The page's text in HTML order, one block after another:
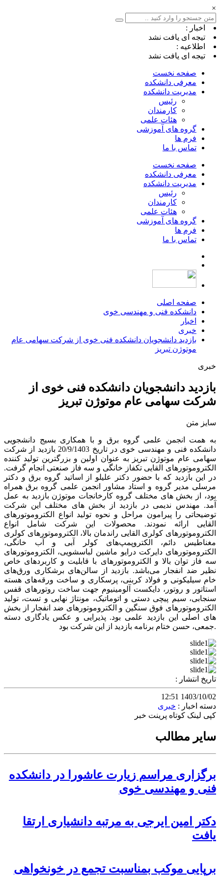
×
اخبار :
تیجه ای یافت نشد
اطلاعیه :
تیجه ای یافت نشد
صفحه نخست
معرفی دانشکده
مدیریت دانشکده
رئیس
کارمندان
هئات علمی
گروه های آموزشی
فرم ها
تماس با ما
صفحه نخست
معرفی دانشکده
مدیریت دانشکده
رئیس
کارمندان
هئات علمی
گروه های آموزشی
فرم ها
تماس با ما
صفحه اصلی
دانشکده فنی و مهندسی خوی
اخبار
خبری
بازدید دانشجویان دانشکده فنی خوی از شرکت سهامی عام
موتوژن تبریز
خبری
بازدید دانشجویان دانشکده فنی خوی از
شرکت سهامی عام موتوژن تبریز
سایز متن
به همت انجمن علمی گروه برق و با همکاری بسیج دانشجویی
دانشکده فنی و مهندسی خوی در تاریخ 20/9/1403 بازدید از شرکت
سهامی عام موتوژن تبریز به عنوان اولین و بزرگترین تولید کننده
الکتروموتورهای القایی تکفاز خانگی و سه فاز صنعتی انجام گرفت.
در این بازدید که با حضور دکتر علیلو از اساتید گروه برق و دکتر
مرسلی مدیر گروه و استاد مشاور انجمن علمی گروه برق همراه
بود، از بخش های مختلف گروه کارخانجات موتوژن بازدید به عمل
آمد. مهندس ندیمی در بازدید از بخش های مختلف این شرکت
توضیحاتی را پیرامون مراحل و نحوه تولید انواع الکتروموتورهای
القایی ارائه نمودند. محصولات این شرکت شامل انواع
الکتروموتورهای کولری القایی راندمان بالا، الکتروموتورهای کولری
مغناطیس دائم، الکتروپمپ‌های کولر آبی و آب خانگی،
الکتروموتورهای دایرکت درایو ماشین لباسشویی، الکتروموتورهای
سه فاز توان بالا و الکتروموتورهای با قابلیت و کاربردهای خاص
نظیر ضد انفجار می‌باشد. بازدید از سالن‌های برشکاری ورق‌های
خام سیلیکونی و فولاد کربنی، پرسکاری و ساخت ورقه‌های هسته
استاتور و روتور، دایکست آلومینیوم جهت ساخت روتورهای قفس
سنجابی، سیم پیچی‌ دستی و اتوماتیک، مونتاژ نهایی و تست، تولید
الکتروموتورهای فوق سنگین و الکتروموتورهای ضد انفجار از بخش
های اصلی این بازدید علمی بود. پذیرایی و عکس یادگاری دسته
جمعی، حسن ختام برنامه بازدید از این شرکت بود.
تاریخ انتشار :
1403/10/02 12:51
دسته اخبار : خبری
کپی لینک کوتاه پرینت خبر
سایر مطالب
برگزاری مراسم زیارت عاشورا در دانشکده
فنی و مهندسی خوی
دکتر امین ایرجی به مرتبه دانشیاری ارتقا
یافت
برپایی موکب بمناسبت تجمع در خونخواهی